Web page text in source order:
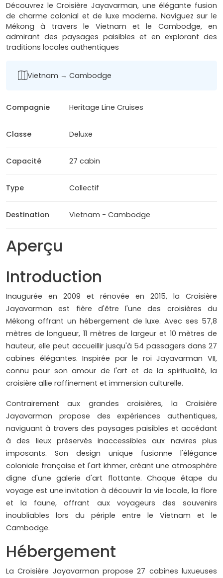
Découvrez le Croisière Jayavarman, une élégante fusion
de charme colonial et de luxe moderne. Naviguez sur le
Mékong à travers le Vietnam et le Cambodge, en
admirant des paysages paisibles et en explorant des
traditions locales authentiques
Vietnam → Cambodge
Compagnie Heritage Line Cruises
Classe Deluxe
Capacité 27 cabin
Type Collectif
Destination Vietnam - Cambodge
Aperçu
Introduction
Inaugurée en 2009 et rénovée en 2015, la Croisière
Jayavarman est fière d'être l'une des croisières du
Mékong offrant un hébergement de luxe. Avec ses 57,8
mètres de longueur, 11 mètres de largeur et 10 mètres de
hauteur, elle peut accueillir jusqu'à 54 passagers dans 27
cabines élégantes. Inspirée par le roi Jayavarman VII,
connu pour son amour de l'art et de la spiritualité, la
croisière allie raffinement et immersion culturelle.
Contrairement aux grandes croisières, la Croisière
Jayavarman propose des expériences authentiques,
naviguant à travers des paysages paisibles et accédant
à des lieux préservés inaccessibles aux navires plus
imposants. Son design unique fusionne l'élégance
coloniale française et l'art khmer, créant une atmosphère
digne d'une galerie d'art flottante. Chaque étape du
voyage est une invitation à découvrir la vie locale, la flore
et la faune, offrant aux voyageurs des souvenirs
inoubliables lors du périple entre le Vietnam et le
Cambodge.
Hébergement
La Croisière Jayavarman propose 27 cabines luxueuses